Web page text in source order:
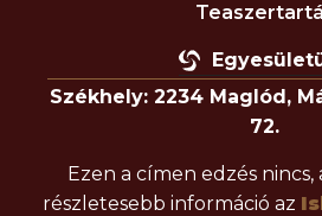
Székhely: 2234 Maglód,
72.
Ezen a címen edzés nincs,
részletesebb információ az